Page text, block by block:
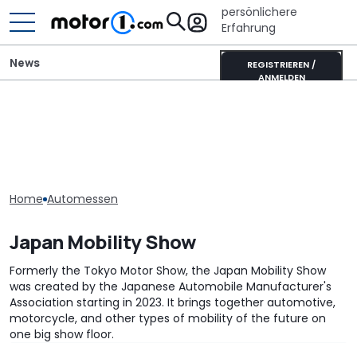
persönlichere
Erfahrung
REGISTRIEREN /
ANMELDEN
News
Home Automessen
Japan Mobility Show
Formerly the Tokyo Motor Show, the Japan Mobility Show
was created by the Japanese Automobile Manufacturer's
Association starting in 2023. It brings together automotive,
motorcycle, and other types of mobility of the future on
one big show floor.